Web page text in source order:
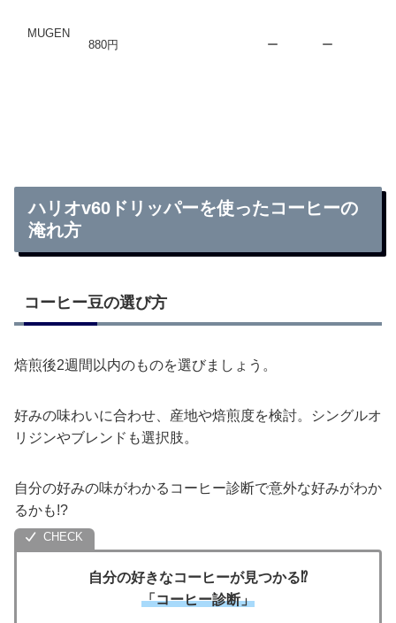
MUGEN
880円
ー ー
ハリオv60ドリッパーを使ったコーヒーの
淹れ方
コーヒー豆の選び方
焙煎後2週間以内のものを選びましょう。
好みの味わいに合わせ、産地や焙煎度を検討。シングルオ
リジンやブレンドも選択肢。
自分の好みの味がわかるコーヒー診断で意外な好みがわか
るかも!?
自分の好きなコーヒーが見つかる⁉
「コーヒー診断」